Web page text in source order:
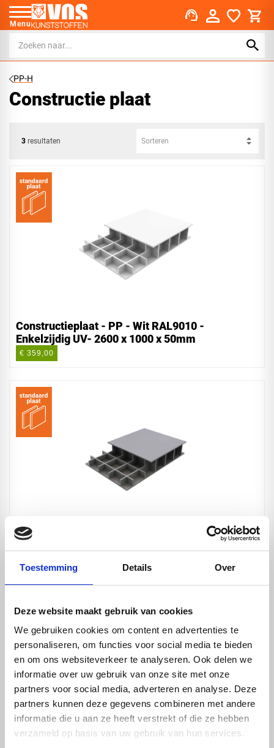
Toestemming Details Over
Deze website maakt gebruik van cookies
We gebruiken cookies om content en advertenties te
personaliseren, om functies voor social media te bieden
en om ons websiteverkeer te analyseren. Ook delen we
informatie over uw gebruik van onze site met onze
partners voor social media, adverteren en analyse. Deze
partners kunnen deze gegevens combineren met andere
informatie die u aan ze heeft verstrekt of die ze hebben
verzameld op basis van uw gebruik van hun services.
Menu support_agent
PP-H
Constructie plaat
3 resultaten Sorteren
Constructieplaat - PP - Wit RAL9010 -
Enkelzijdig UV- 2600 x 1000 x 50mm
€ 359,00
Constructieplaat - PP - Grijs RAL7032 -
Enkelzijdig UV- 2600 x 1000 x 50mm
€ 288,98